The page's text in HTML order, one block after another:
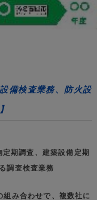
備検査業務、防火設
期調査、建築設備定期
調査検査業務
み合わせで、複数社に